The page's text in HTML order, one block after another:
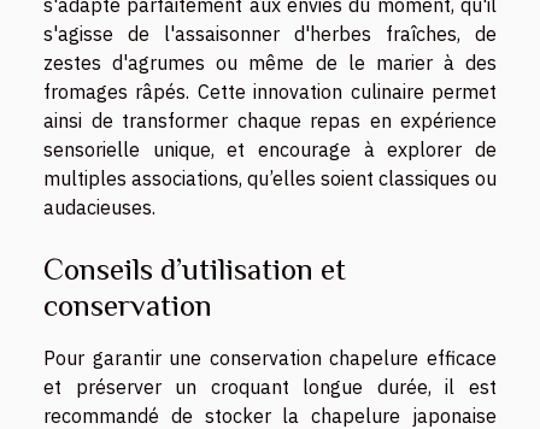
s'agisse de l'assaisonner d'herbes fraîches, de
zestes d'agrumes ou même de le marier à des
fromages râpés. Cette innovation culinaire permet
ainsi de transformer chaque repas en expérience
sensorielle unique, et encourage à explorer de
multiples associations, qu’elles soient classiques ou
audacieuses.
Conseils d’utilisation et
conservation
Pour garantir une conservation chapelure efficace
et préserver un croquant longue durée, il est
recommandé de stocker la chapelure japonaise